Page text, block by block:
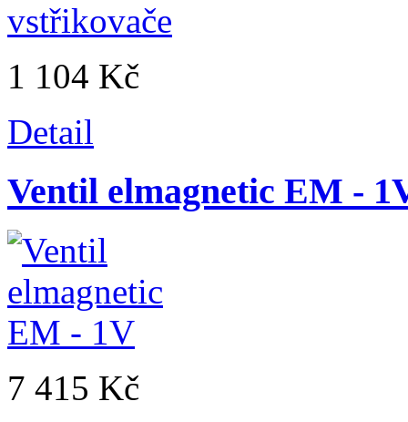
1 104 Kč
Detail
Ventil elmagnetic EM -
7 415 Kč